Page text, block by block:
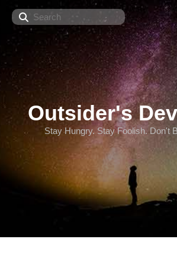
Search
Outsider's
Stay Hungry. Stay Foolish. Don't